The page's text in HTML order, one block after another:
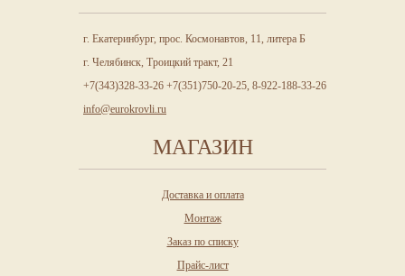
г. Екатеринбург, прос. Космонавтов, 11, литера Б
г. Челябинск, Троицкий тракт, 21
+7(343)328-33-26 +7(351)750-20-25, 8-922-188-33-26
info@eurokrovli.ru
МАГАЗИН
Доставка и оплата
Монтаж
Заказ по списку
Прайс-лист